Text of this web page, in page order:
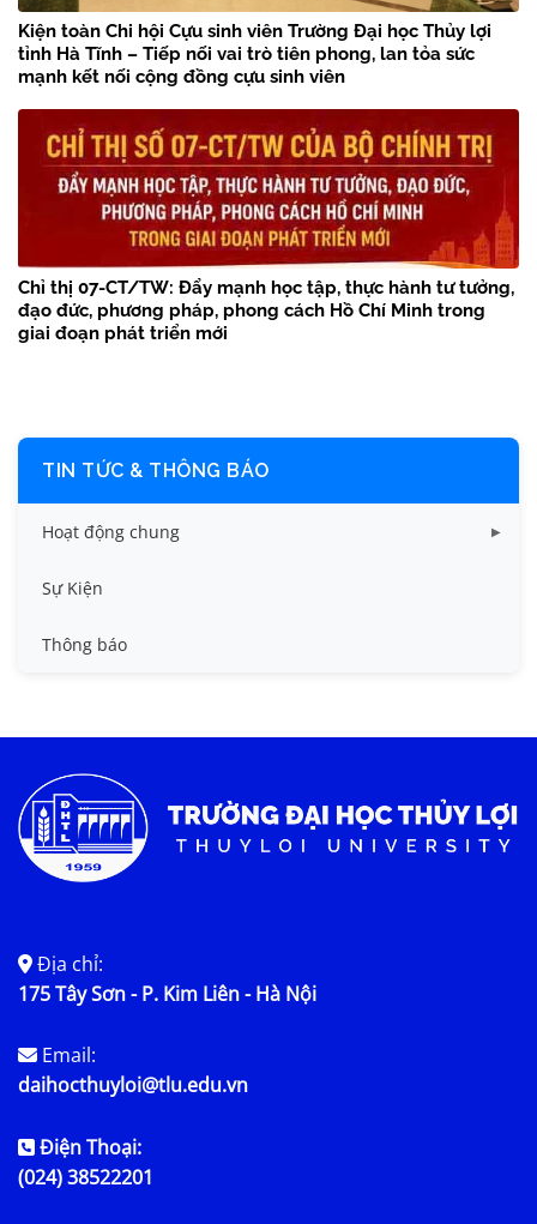
Kiện toàn Chi hội Cựu sinh viên Trường Đại học Thủy lợi
tỉnh Hà Tĩnh – Tiếp nối vai trò tiên phong, lan tỏa sức
mạnh kết nối cộng đồng cựu sinh viên
Chỉ thị 07-CT/TW: Đẩy mạnh học tập, thực hành tư tưởng,
đạo đức, phương pháp, phong cách Hồ Chí Minh trong
giai đoạn phát triển mới
TIN TỨC & THÔNG BÁO
Hoạt động chung
Tin công tác sinh viên
Tin đào tạo
Tin tức chung
Sự Kiện
Thông báo
Địa chỉ:
175 Tây Sơn - P. Kim Liên - Hà Nội
Email:
daihocthuyloi@tlu.edu.vn
Điện Thoại:
(024) 38522201